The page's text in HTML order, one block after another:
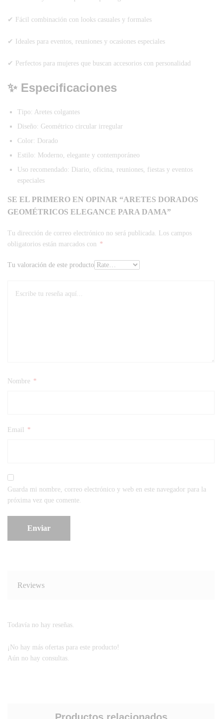
✔ Fácil combinación con looks casuales y formales
✔ Ideales para eventos, reuniones y ocasiones especiales
✔ Perfectos para mujeres que buscan accesorios con personalidad
✨ Especificaciones
Tipo: Aretes colgantes
Diseño: Geométrico circular irregular
Color: Dorado
Estilo: Moderno, elegante y contemporáneo
Uso recomendado: Diario, oficina, reuniones, fiestas y eventos
especiales
SE EL PRIMERO EN OPINAR “ARETES DORADOS
GEOMÉTRICOS ELEGANCE PARA DAMA”
Tu dirección de correo electrónico no será publicada.
Los campos
obligatorios están marcados con *
Tu valoración de este producto
Nombre *
Email *
Guarda mi nombre, correo electrónico y web en este navegador para la
próxima vez que comente.
Reviews
Todavía no hay reseñas.
¡No hay más ofertas para este producto!
Aún no hay consultas.